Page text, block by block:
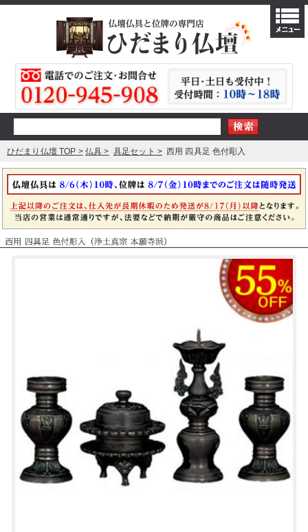
ひだまり仏壇 TOP 仏具 具足セット 西用 四具足 色付彫入